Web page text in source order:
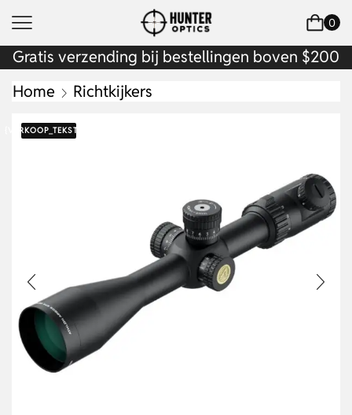
0
Gratis verzending bij bestellingen boven $200
Home
Richtkijkers
{VERKOOP_TEKST}